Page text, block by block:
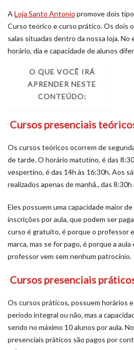
A Loja Santo Antonio promove dois
Curso teórico e curso prático. Os dois
salas situadas dentro da nossa loja. No
horário, dia e capacidade de alunos
O QUE VOCÊ IRÁ
APRENDER NESTE
CONTEÚDO:
Cursos presenciais teóricos
Cursos presenciais práticos
Cursos presenciais
Os cursos teóricos ocorrem de
de tarde. O horário matutino, é das
vespertino, é das 14h às 16:30h. Aos
realizados apenas de manhã., das 8:30h
Eles possuem uma capacidade maior
inscrições por aula, que podem ser
curso é gratuito, é porque o professor
marca, mas se for pago, é porque a aula
professor vem sem nenhum patrocínio.
Cursos presenciais
Os cursos práticos, possuem horários
período integral ou não, mas a
sendo no máximo 10 alunos por aula.
presenciais práticos são pagos por